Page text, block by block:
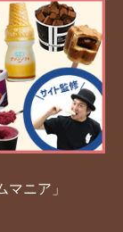
ニア」